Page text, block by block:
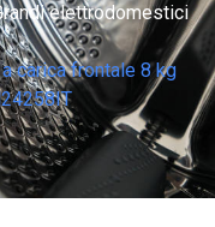
elettrodomestici
carica frontale 8 kg